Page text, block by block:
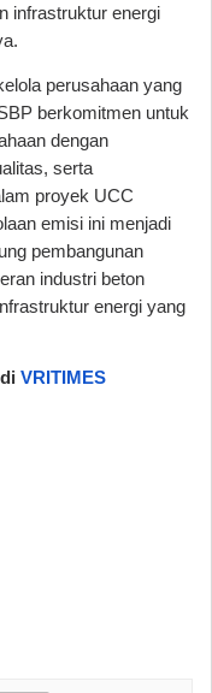
infrastruktur energi
perusahaan yang
berkomitmen untuk
dengan
serta
proyek UCC
emisi ini menjadi
pembangunan
industri beton
energi yang
VRITIMES